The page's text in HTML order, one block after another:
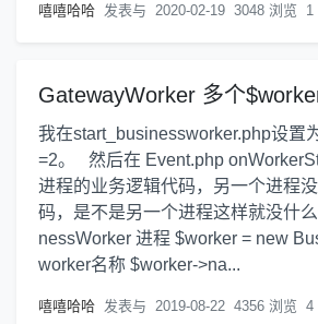
嘻嘻哈哈 发表与 2020-02-19 3048 浏览 1
GatewayWorker 多个
我在start_businessworker.php设置
=2。 然后在 Event.php
进程的业务逻辑代码，另一个进程
码，是不是另一个进程这样就没什
nessWorker 进程 $worker = new
worker名称 $worker->na...
嘻嘻哈哈 发表与 2019-08-22 4356 浏览 4